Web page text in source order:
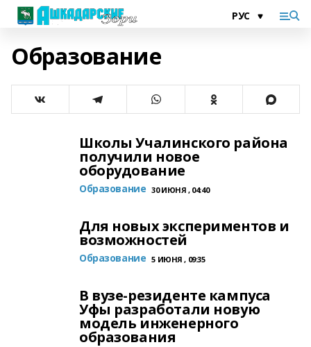
Образование
Школы Учалинского района
получили новое
оборудование
Образование 30 ИЮНЯ , 04:40
Для новых экспериментов и
возможностей
Образование 5 ИЮНЯ , 09:35
В вузе-резиденте кампуса
Уфы разработали новую
модель инженерного
образования